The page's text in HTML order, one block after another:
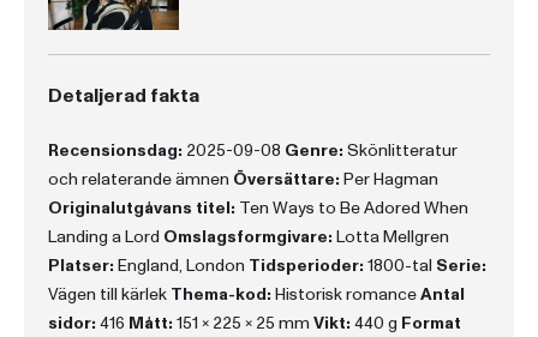
Detaljerad fakta
Recensionsdag: 2025-09-08 Genre: Skönlitteratur
och relaterande ämnen Översättare: Per Hagman
Originalutgåvans titel: Ten Ways to Be Adored When
Landing a Lord Omslagsformgivare: Lotta Mellgren
Platser: England, London Tidsperioder: 1800-tal Serie:
Vägen till kärlek Thema-kod: Historisk romanceAntal
sidor: 416 Mått: 151 x 225 x 25 mm Vikt: 440 g Format